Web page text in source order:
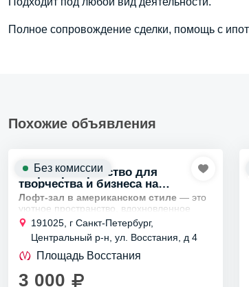
Полное сопровождение сделки, помощь с
Похожие объявления
Лофт Пространство для
творчества и бизнеса на
Восстания, 4
Лофт-зал в американском стиле — это
уютное пространство, вдохновленное
атмосферой Нью-Йорка и культовых
американских баров. Ковролин по всему
залу создаёт...
191025, г Санкт-Петербург,
Центральный р-н, ул. Восстания, д 4
Площадь Восстания
3 000
Без комиссии